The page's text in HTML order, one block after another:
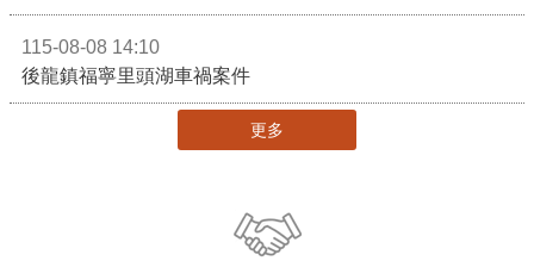
115-08-08 14:10
後龍鎮福寧里頭湖車禍案件
更多